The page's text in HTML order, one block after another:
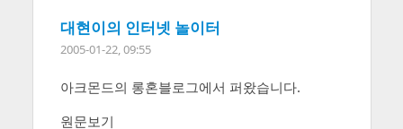
대현이의 인터넷 놀이터
2005-01-22, 09:55
아크몬드의 롱혼블로그에서 퍼왔습니다.
원문보기